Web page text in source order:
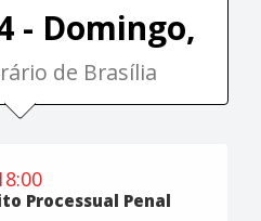
- Domingo,
de Brasília
Processual Penal